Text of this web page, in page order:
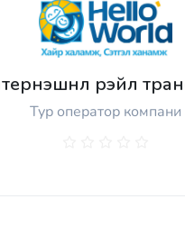
рэйл
Тур оператор компани